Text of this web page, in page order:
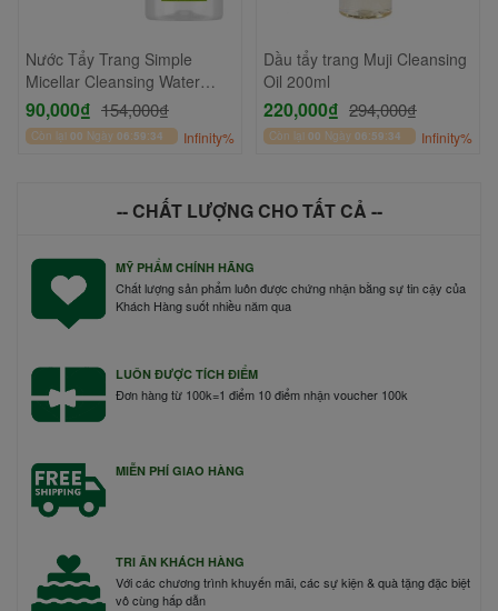
Nước Tẩy Trang Simple
Micellar Cleansing Water
200ml
90,000₫ 154,000₫
Còn lại 00 Ngày 06:59:33 Infinity%
Dầu tẩy trang Muji Cleansing
Oil 200ml
220,000₫ 294,000₫
Còn lại 00 Ngày 06:59:33 Infinity%
-- CHẤT LƯỢNG CHO TẤT CẢ --
MỸ PHẨM CHÍNH HÃNG
Chất lượng sản phẩm luôn được chứng nhận bằng sự tin cậy của
Khách Hàng suốt nhiều năm qua
LUÔN ĐƯỢC TÍCH ĐIỂM
Đơn hàng từ 100k=1 điểm 10 điểm nhận voucher 100k
MIỄN PHÍ GIAO HÀNG
TRI ÂN KHÁCH HÀNG
Với các chương trình khuyến mãi, các sự kiện & quà tặng đặc biệt
vô cùng hấp dẫn